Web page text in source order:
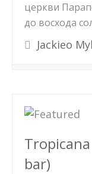
церкви
до восхода
Jackieo
bar)